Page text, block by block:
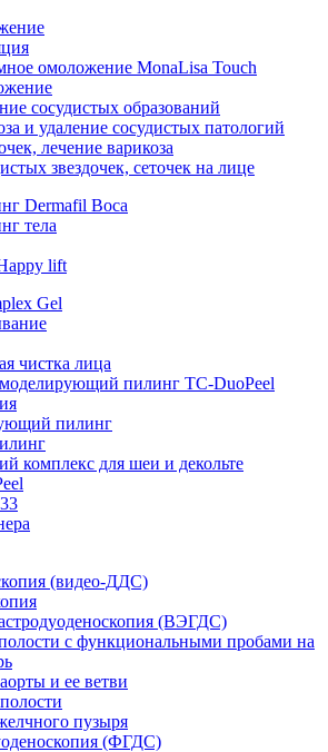
омоложение MonaLisa Touch
сосудистых образований
и удаление сосудистых патологий
лечение варикоза
звездочек, сеточек на лице
Dermafil Boca
тела
lift
Gel
чистка лица
пилинг TC-DuoPeel
пилинг
комплекс для шеи и декольте
(видео-ДДС)
(ВЭГДС)
с функциональными пробами на
и ее ветви
пузыря
(ФГДС)